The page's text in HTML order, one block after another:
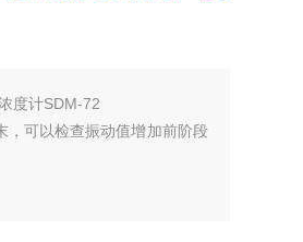
度计SDM-72
，可以检查振动值增加前阶段